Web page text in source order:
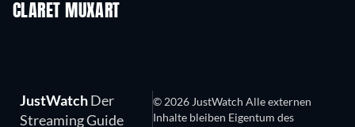
CLARET MUXART
JustWatchDer
Streaming Guide
© 2026 JustWatch Alle externen
Inhalte bleiben Eigentum des